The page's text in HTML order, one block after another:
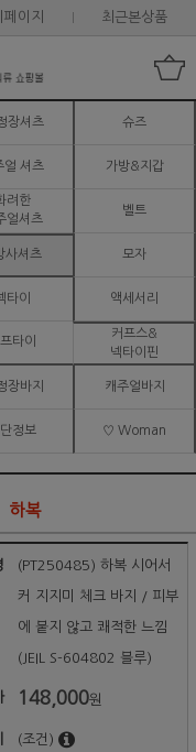
페이지 최근본상품
장셔츠 슈즈
얼 셔츠 가방&지갑
려한
얼셔츠
벨트
사셔츠 모자
타이 액세서리
타이
커프스&
넥타이핀
장바지 캐주얼바지
정보 ♡ Woman
하복
(PT250485) 하복 시어서
커 지지미 체크 바지 / 피부
에 붙지 않고 쾌적한 느낌
(JEIL S-604802 블루)
148,000원
(조건)